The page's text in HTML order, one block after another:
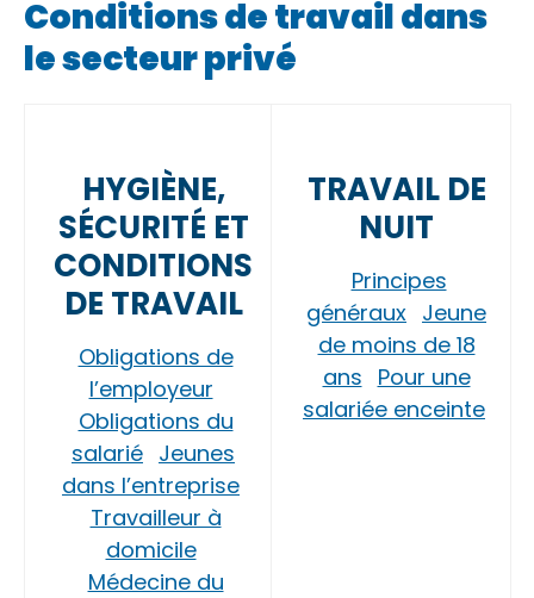
Conditions de travail dans
le secteur privé
HYGIÈNE,
SÉCURITÉ ET
CONDITIONS
DE TRAVAIL
Obligations de
l’employeur
Obligations du
salarié Jeunes
dans l’entreprise
Travailleur à
domicile
Médecine du
TRAVAIL DE
NUIT
Principes
généraux Jeune
de moins de 18
ans Pour une
salariée enceinte